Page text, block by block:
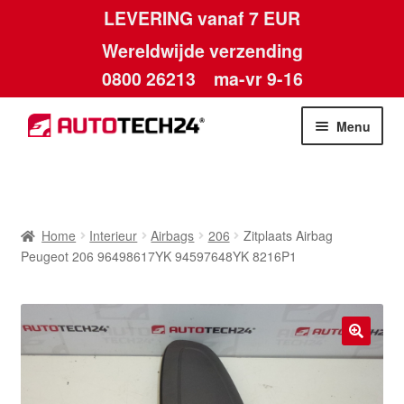
LEVERING vanaf 7 EUR
Wereldwijde verzending
0800 26213 ma-vr 9-16
Skip
to
Skip
to
Menu
Betalingen
Home Interieur Airbags 206
Zitplaats Airbag
Peugeot 206 96498617YK 94597648YK 8216P1
🔍